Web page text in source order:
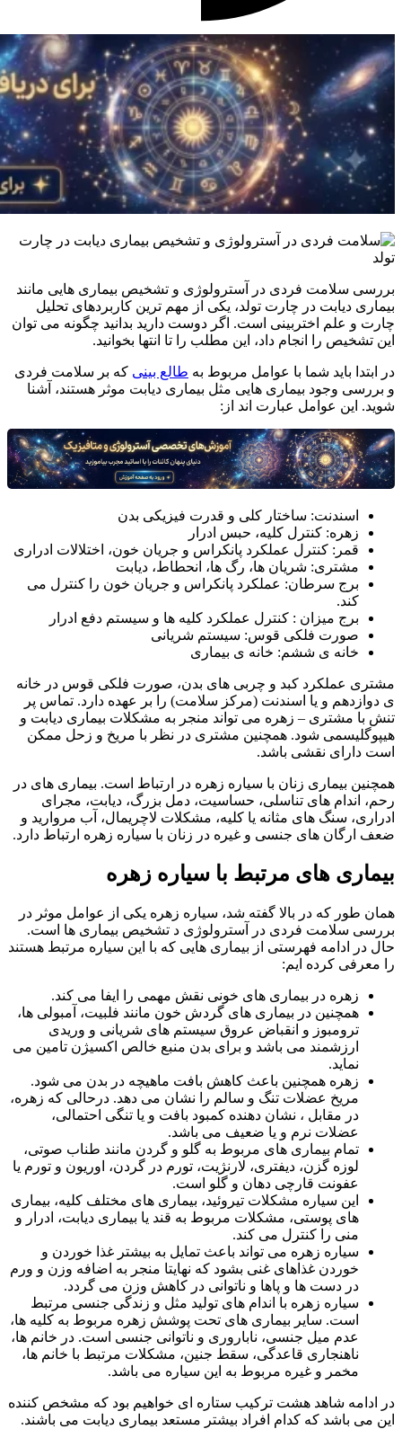
بررسی سلامت فردی در آسترولوژی و تشخیص بیماری هایی مانند
بیماری دیابت در چارت تولد، یکی از مهم ترین کاربردهای تحلیل
چارت و علم اختربینی است. اگر دوست دارید بدانید چگونه می توان
این تشخیص را انجام داد، این مطلب را تا انتها بخوانید.
در ابتدا باید شما با عوامل مربوط به طالع بینی که بر سلامت فردی
و بررسی وجود بیماری هایی مثل بیماری دیابت موثر هستند، آشنا
شوید. این عوامل عبارت اند از:
اسندنت: ساختار کلی و قدرت فیزیکی بدن
زهره: کنترل کلیه، حبس ادرار
قمر: کنترل عملکرد پانکراس و جریان خون، اختلالات ادراری
مشتری: شریان ها، رگ ها، انحطاط، دیابت
برج سرطان: عملکرد پانکراس و جریان خون را کنترل می
کند.
برج میزان : کنترل عملکرد کلیه ها و سیستم دفع ادرار
صورت فلکی قوس: سیستم شریانی
خانه ی ششم: خانه ی بیماری
مشتری عملکرد کبد و چربی های بدن، صورت فلکی قوس در خانه
ی دوازدهم و یا اسندنت (مرکز سلامت) را بر عهده دارد. تماس پر
تنش با مشتری – زهره می تواند منجر به مشکلات بیماری دیابت و
هیپوگلیسمی شود. همچنین مشتری در نظر با مریخ و زحل ممکن
است دارای نقشی باشد.
همچنین بیماری زنان با سیاره زهره در ارتباط است. بیماری های در
رحم، اندام های تناسلی، حساسیت، دمل بزرگ، دیابت، مجرای
ادراری، سنگ های مثانه یا کلیه، مشکلات لاچریمال، آب مروارید و
ضعف ارگان های جنسی و غیره در زنان با سیاره زهره ارتباط دارد.
بیماری های مرتبط با سیاره زهره
همان طور که در بالا گفته شد، سیاره زهره یکی از عوامل موثر در
بررسی سلامت فردی در آسترولوژی د تشخیص بیماری ها است.
حال در ادامه فهرستی از بیماری هایی که با این سیاره مرتبط هستند
را معرفی کرده ایم:
زهره در بیماری های خونی نقش مهمی را ایفا می کند.
همچنین در بیماری های گردش خون مانند فلبیت، آمبولی ها،
ترومبوز و انقباض عروق سیستم های شریانی و وریدی
ارزشمند می باشد و برای بدن منبع خالص اکسیژن تامین می
نماید.
زهره همچنین باعث کاهش بافت ماهیچه در بدن می شود.
مریخ عضلات تنگ و سالم را نشان می دهد. درحالی که زهره،
در مقابل ، نشان دهنده کمبود بافت و یا تنگی احتمالی،
عضلات نرم و یا ضعیف می باشد.
تمام بیماری های مربوط به گلو و گردن مانند طناب صوتی،
لوزه گزن، دیفتری، لارنژیت، تورم در گردن، اوریون و تورم یا
عفونت قارچی دهان و گلو است.
این سیاره مشکلات تیروئید، بیماری های مختلف کلیه، بیماری
های پوستی، مشکلات مربوط به قند یا بیماری دیابت، ادرار و
منی را کنترل می کند.
سیاره زهره می تواند باعث تمایل به بیشتر غذا خوردن و
خوردن غذاهای غنی بشود که نهایتا منجر به اضافه وزن و ورم
در دست ها و پاها و ناتوانی در کاهش وزن می گردد.
سیاره زهره با اندام های تولید مثل و زندگی جنسی مرتبط
است. سایر بیماری های تحت پوشش زهره مربوط به کلیه ها،
عدم میل جنسی، ناباروری و ناتوانی جنسی است. در خانم ها،
ناهنجاری قاعدگی، سقط جنین، مشکلات مرتبط با خانم ها،
مخمر و غیره مربوط به این سیاره می باشد.
در ادامه شاهد هشت ترکیب ستاره ای خواهیم بود که مشخص کننده
این می باشد که کدام افراد بیشتر مستعد بیماری دیابت می باشند.